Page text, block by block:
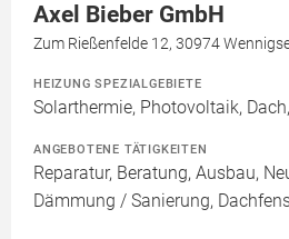
Axel Bieber GmbH
Zum Rießenfelde 12, 30974
HEIZUNG SPEZIALGEBIETE
Solarthermie, Photovoltaik,
ANGEBOTENE TÄTIGKEITEN
Reparatur, Beratung, Ausbau,
Dämmung / Sanierung,